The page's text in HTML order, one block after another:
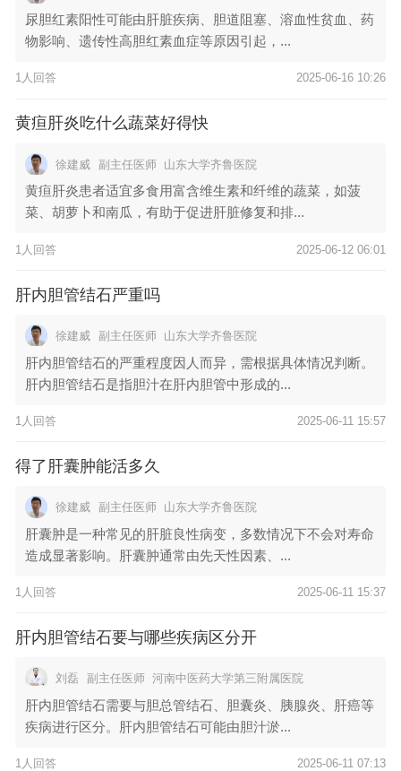
尿胆红素阳性可能由肝脏疾病、胆道阻塞、溶血性贫血、药
物影响、遗传性高胆红素血症等原因引起，...
1人回答 2025-06-16 10:26
黄疸肝炎吃什么蔬菜好得快
徐建威 副主任医师 山东大学齐鲁医院
黄疸肝炎患者适宜多食用富含维生素和纤维的蔬菜，如菠
菜、胡萝卜和南瓜，有助于促进肝脏修复和排...
1人回答 2025-06-12 06:01
肝内胆管结石严重吗
徐建威 副主任医师 山东大学齐鲁医院
肝内胆管结石的严重程度因人而异，需根据具体情况判断。
肝内胆管结石是指胆汁在肝内胆管中形成的...
1人回答 2025-06-11 15:57
得了肝囊肿能活多久
徐建威 副主任医师 山东大学齐鲁医院
肝囊肿是一种常见的肝脏良性病变，多数情况下不会对寿命
造成显著影响。肝囊肿通常由先天性因素、...
1人回答 2025-06-11 15:37
肝内胆管结石要与哪些疾病区分开
刘磊 副主任医师 河南中医药大学第三附属医院
肝内胆管结石需要与胆总管结石、胆囊炎、胰腺炎、肝癌等
疾病进行区分。肝内胆管结石可能由胆汁淤...
1人回答 2025-06-11 07:13